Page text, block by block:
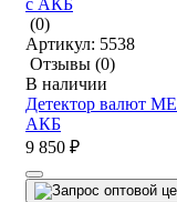
(0)
Артикул: 5538
Отзывы (0)
В наличии
Детектор валют
АКБ
9 850 ₽